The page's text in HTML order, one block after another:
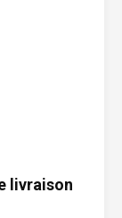
livraison